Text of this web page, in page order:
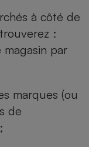
à côté de
:
par
marques (ou
de